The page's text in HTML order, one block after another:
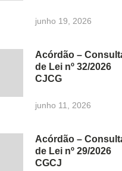
junho 19, 2026
Acórdão –
de Lei nº 32/2026
CJCG
junho 11, 2026
Acórdão –
de Lei nº 29/2026
CGCJ